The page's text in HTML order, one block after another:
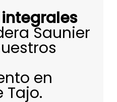
Saunier
en
Tajo.